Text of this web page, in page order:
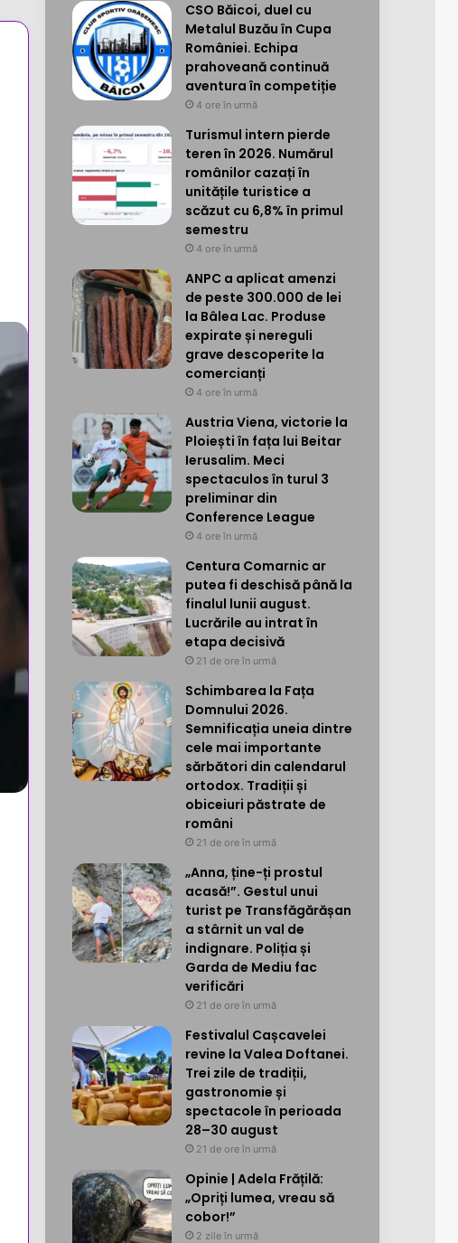
CSO Băicoi, duel cu
Metalul Buzău în Cupa
României. Echipa
prahoveană continuă
aventura în competiție
4 ore în urmă
Turismul intern pierde
teren în 2026. Numărul
românilor cazați în
unitățile turistice a
scăzut cu 6,8% în primul
semestru
4 ore în urmă
ANPC a aplicat amenzi
de peste 300.000 de lei
la Bâlea Lac. Produse
expirate și nereguli
grave descoperite la
comercianți
4 ore în urmă
Austria Viena, victorie la
Ploiești în fața lui Beitar
Ierusalim. Meci
spectaculos în turul 3
preliminar din
Conference League
4 ore în urmă
Centura Comarnic ar
putea fi deschisă până la
finalul lunii august.
Lucrările au intrat în
etapa decisivă
21 de ore în urmă
Schimbarea la Fața
Domnului 2026.
Semnificația uneia dintre
cele mai importante
sărbători din calendarul
ortodox. Tradiții și
obiceiuri păstrate de
români
21 de ore în urmă
„Anna, ține-ți prostul
acasă!”. Gestul unui
turist pe Transfăgărășan
a stârnit un val de
indignare. Poliția și
Garda de Mediu fac
verificări
21 de ore în urmă
Festivalul Cașcavelei
revine la Valea Doftanei.
Trei zile de tradiții,
gastronomie și
spectacole în perioada
28–30 august
21 de ore în urmă
Opinie | Adela Frățilă:
„Opriți lumea, vreau să
cobor!”
2 zile în urmă